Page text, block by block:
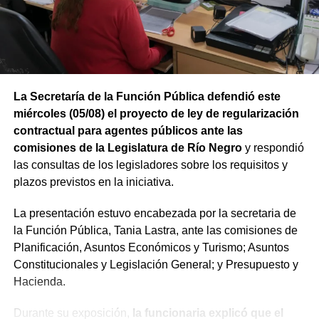
conjunta cercana a los 6 millones de toneladas de GNL
por año.
Río Negro se prepara para exportar
El avance del Hilli Episeyo se integra a las obras e
inversiones que se desarrollan para vincular la
producción de gas con la futura terminal flotante. El
proyecto contempla infraestructura terrestre y submarina,
instalaciones de compresión y sistemas de amarre frente
Esta nueva etapa productiva posiciona al Golfo San
Matías como un punto estratégico para la salida de la
energía argentina al mundo y fortalece el desarrollo
portuario, logístico e industrial de la Región Atlántica.
La Secretaría de la Función Pública defendió este
miércoles (05/08) el proyecto de ley de regularización
contractual para agentes públicos ante las
comisiones de la Legislatura de Río Negroy respondió
las consultas de los legisladores sobre los requisitos y
plazos previstos en la iniciativa.
La presentación estuvo encabezada por la secretaria de
la Función Pública, Tania Lastra, ante las comisiones de
Planificación, Asuntos Económicos y Turismo; Asuntos
Constitucionales y Legislación General; y Presupuesto y
Hacienda.
Durante su exposición,
la funcionaria explicó que el